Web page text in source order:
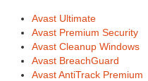
Avast Ultimate
Avast Premium Security
Avast Cleanup Windows
Avast BreachGuard
Avast AntiTrack Premium